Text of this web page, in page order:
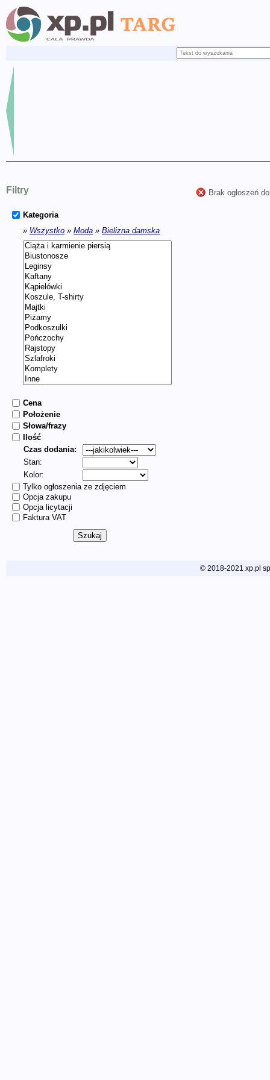
Filtry
Kategoria
» Wszystko » Moda » Bielizna damska
Cena
Położenie
Słowa/frazy
Ilość
Czas dodania:
Stan:
Kolor:
Tylko ogłoszenia ze zdjęciem
Opcja zakupu
Opcja licytacji
Faktura VAT
Brak ogłoszeń
© 2018-2021 xp.pl